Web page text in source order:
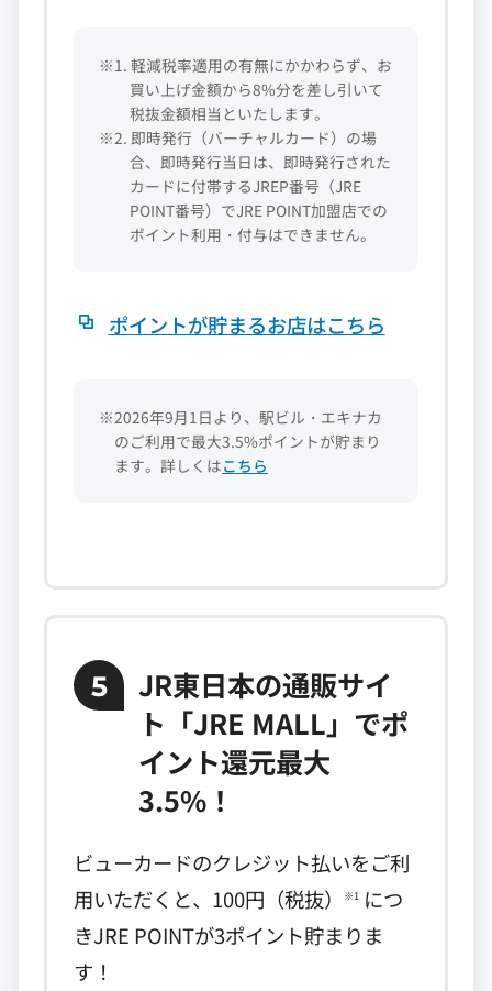
※1. 軽減税率適用の有無にかかわらず、お
買い上げ金額から8%分を差し引いて
税抜金額相当といたします。
※2. 即時発行（バーチャルカード）の場
合、即時発行当日は、即時発行された
カードに付帯するJREP番号（JRE
POINT番号）でJRE POINT加盟店での
ポイント利用・付与はできません。
ポイントが貯まるお店はこちら
※2026年9月1日より、駅ビル・エキナカ
のご利用で最大3.5%ポイントが貯まり
ます。詳しくはこちら
5
JR東日本の通販サイ
ト「JRE MALL」でポ
イント還元最大
3.5%！
ビューカードのクレジット払いをご利
用いただくと、100円（税抜）
※1 につ
きJRE POINTが3ポイント貯まりま
す！